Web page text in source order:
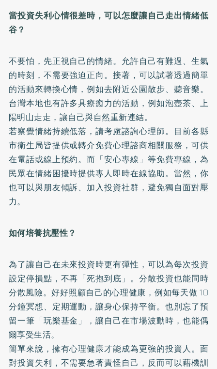
當投資失利心情很差時，可以怎麼讓自己走出情緒低
谷？
不要怕，先正視自己的情緒。允許自己有難過、生氣
的時刻，不需要強迫正向。接著，可以試著透過簡單
的活動來轉換心情，例如去附近公園散步、聽音樂。
台灣本地也有許多具療癒力的活動，例如泡壺茶、上
陽明山走走，讓自己與自然重新連結。
若察覺情緒持續低落，請考慮諮詢心理師。目前各縣
市衛生局皆提供或轉介免費心理諮商相關服務 ，可供
在電話或線上預約。而「安心專線」等免費專線，為
民眾在情緒困擾時提供專人即時在線協助。當然，你
也可以與朋友傾訴、加入投資社群，避免獨自面對壓
力。
如何培養抗壓性？
為了讓自己在未來投資時更有彈性，可以為每次投資
設定停損點，不再「死抱到底」。分散投資也能同時
分散風險。好好照顧自己的心理健康，例如每天做 10
分鐘冥想、定期運動，讓身心保持平衡。也別忘了預
留一筆「玩樂基金」，讓自己在市場波動時，也能偶
爾享受生活。
簡單來說，擁有心理健康才能成為更強的投資人。面
對投資失利，不需要急著責怪自己，反而可以藉機訓